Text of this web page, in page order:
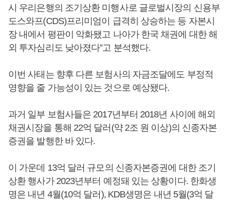
시 우리은행의 조기상환 미행사로 글로벌시장의 신용부
도스와프(CDS)프리미엄이 급격히 상승하는 등 자본시
장 내에서 평판이 악화됐고 나아가 한국 채권에 대한 해
외 투자심리도 낮아졌다”고 분석했다.
이번 사태는 향후 다른 보험사의 자금조달에도 부정적
영향을 줄 가능성이 있는 것으로 예상됐다.
과거 일부 보험사들은 2017년부터 2018년 사이에 해외
채권시장을 통해 22억 달러(약 2조 원 이상)의 신종자본
증권을 발행한 바 있다.
이 가운데 13억 달러 규모의 신종자본증권에 대한 조기
상환 행사가 2023년부터 예정돼 있는 상황이다. 한화생
명은 내년 4월(10억 달러), KDB생명은 내년 5월(3억 달